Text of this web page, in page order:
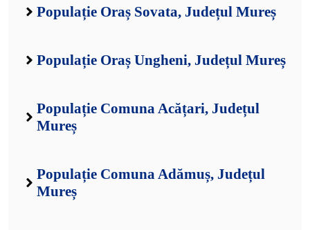
Populație Oraș Sovata, Județul Mureș
Populație Oraș Ungheni, Județul Mureș
Populație Comuna Acățari, Județul
Mureș
Populație Comuna Adămuș, Județul
Mureș